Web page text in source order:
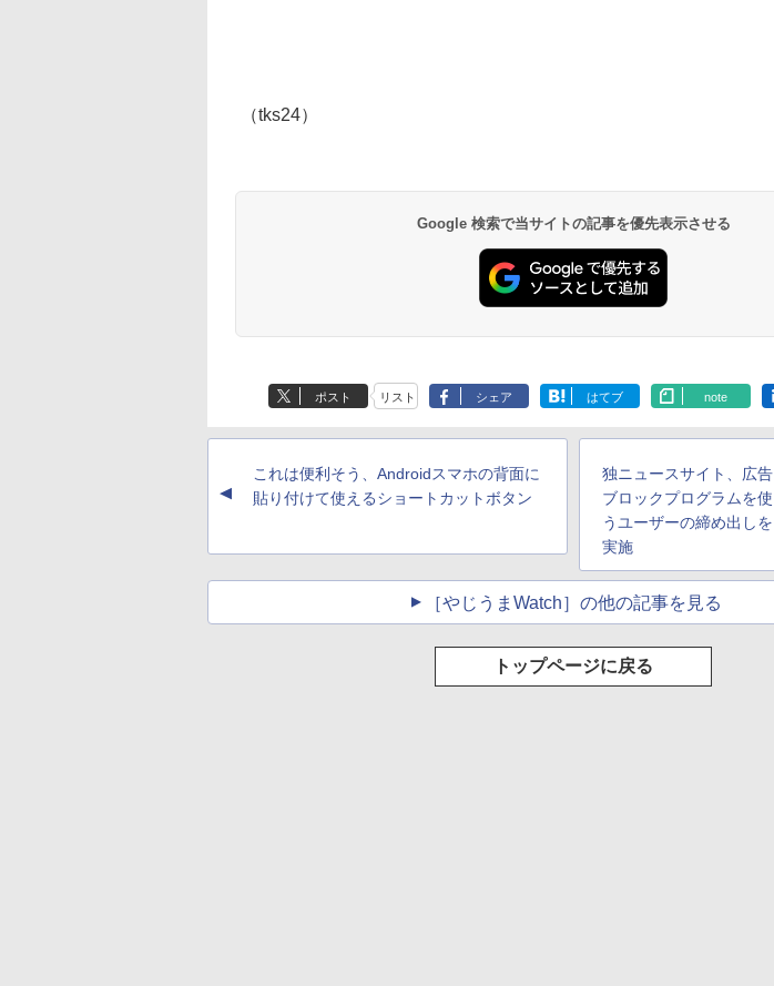
（tks24）
Google 検索で当サイトの記事を優先表示させる
ポスト リスト シェア はてブ note
▲
これは便利そう、Androidスマホの背面に
貼り付けて使えるショートカットボタン
独ニュースサイト、広告
ブロックプログラムを使
うユーザーの締め出しを
実施
［やじうまWatch］の他の記事を見る
トップページに戻る